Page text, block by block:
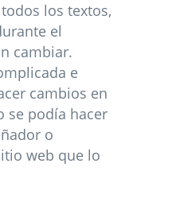
los textos,
el
cambiar.
e
cambios en
se podía hacer
o
web que lo